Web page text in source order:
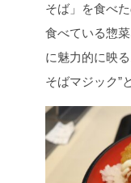
そば」を食べ
食べている惣
に魅力的に映
そばマジック”